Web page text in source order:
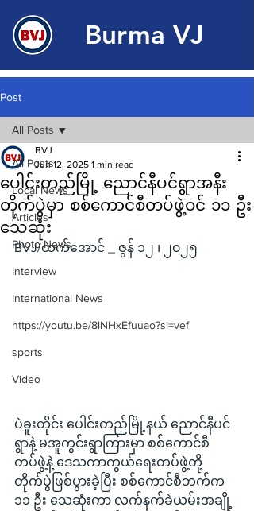
Burma VJ
Post
All Posts
Local News
Articles
Photo News
Interview
International News
https://youtu.be/8lNHxEfuuao?si=vef
sports
Video
All Posts
ပေါင်းတည်မြို့ ညောင်နီပင်ရွာအနီး
တိုက်ပွဲမှာ စစ်ကောင်စီတပ်ဖွဲ့ဝင် ၁၁ ဦး
သေဆုံး
BVJ
Jun 12, 2025 1 min read
BVJ/ထက်အောင် _ ဇွန် ၁၂ ၊ ၂၀၂၅
ပဲခူးတိုင်း ပေါင်းတည်မြို့နယ် ညောင်နီပင်
ရွာနဲ့ မအူကွင်းရွာကြားမှာ စစ်ကောင်စီ
တပ်ဖွဲ့နဲ့ ဒေသကာကွယ်ရေးတပ်ဖွဲ့တို့
တိုက်ပွဲဖြစ်ပွားခဲ့ပြီး စစ်ကောင်စီဘက်က
၁၁ ဦး သေဆုံးကာ လက်နက်ခဲယမ်းအချို့